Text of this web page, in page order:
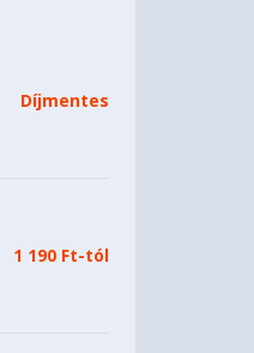
Díjmentes
1 190 Ft-tól